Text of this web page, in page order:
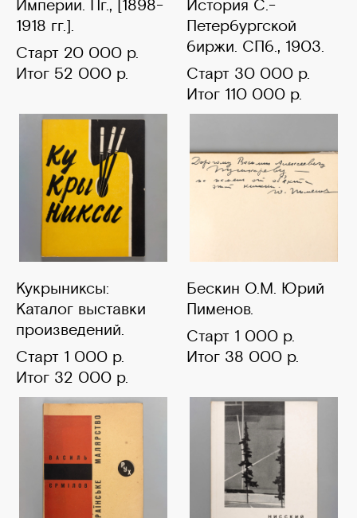
Империи. Пг., [1898-
1918 гг.].
Старт 20 000 р.
Итог 52 000 р.
История С.-
Петербургской
биржи. СПб., 1903.
Старт 30 000 р.
Итог 110 000 р.
Кукрыниксы:
Каталог выставки
произведений.
Старт 1 000 р.
Итог 32 000 р.
Бескин О.М. Юрий
Пименов.
Старт 1 000 р.
Итог 38 000 р.